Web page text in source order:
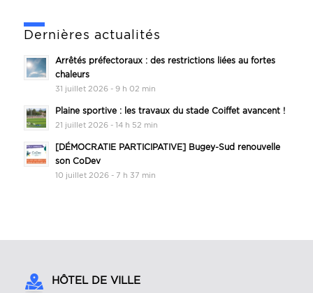
Dernières actualités
Arrêtés préfectoraux : des restrictions liées au fortes
chaleurs
31 juillet 2026 - 9 h 02 min
Plaine sportive : les travaux du stade Coiffet avancent !
21 juillet 2026 - 14 h 52 min
[DÉMOCRATIE PARTICIPATIVE] Bugey-Sud renouvelle
son CoDev
10 juillet 2026 - 7 h 37 min
HÔTEL DE VILLE